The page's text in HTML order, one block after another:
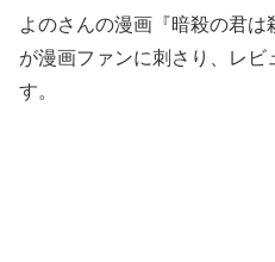
よのさんの漫画『暗殺の君
が漫画ファンに刺さり、レ
す。